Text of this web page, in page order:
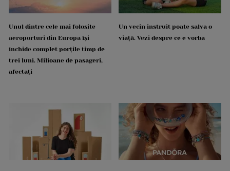
Unul dintre cele mai folosite
aeroporturi din Europa își
închide complet porțile timp de
trei luni. Milioane de pasageri,
afectați
Un vecin instruit poate salva o
viață. Vezi despre ce e vorba